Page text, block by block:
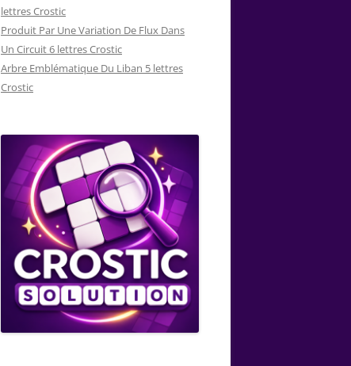
lettres Crostic
Produit Par Une Variation De Flux Dans
Un Circuit 6 lettres Crostic
Arbre Emblématique Du Liban 5 lettres
Crostic